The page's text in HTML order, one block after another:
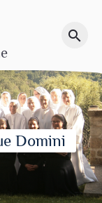
search
Domini